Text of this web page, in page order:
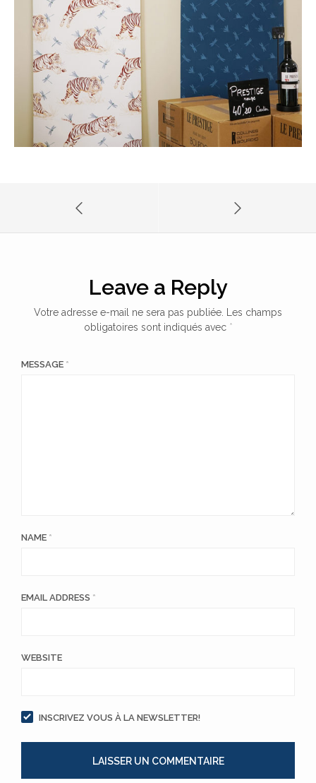
Leave a Reply
Votre adresse e-mail ne sera pas publiée. Les champs
obligatoires sont indiqués avec *
MESSAGE *
NAME *
EMAIL ADDRESS *
WEBSITE
INSCRIVEZ VOUS À LA NEWSLETTER!